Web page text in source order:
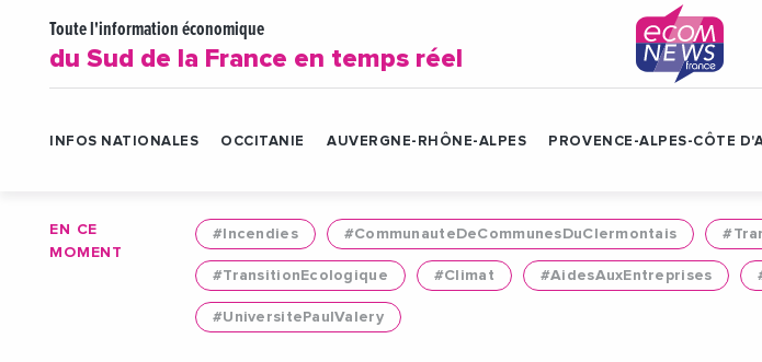
Toute l'information économique
du Sud de la France en temps réel
INFOS NATIONALES OCCITANIE AUVERGNE-RHÔNE-ALPES PROVENCE-ALPES-CÔTE
EN CE
MOMENT
#Incendies #CommunauteDeCommunesDuClermontais
#TransitionEcologique #Climat #AidesAuxEntreprises
#UniversitePaulValery